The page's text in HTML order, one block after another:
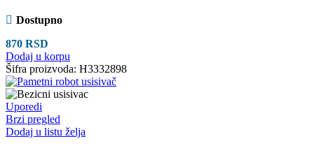
Dostupno
870 RSD
Dodaj u korpu
Šifra proizvoda: H3332898
Uporedi
Brzi pregled
Dodaj u listu želja